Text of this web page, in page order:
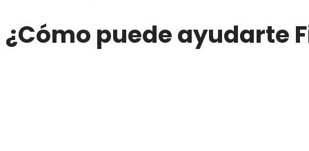
¿Cómo puede ayudarte